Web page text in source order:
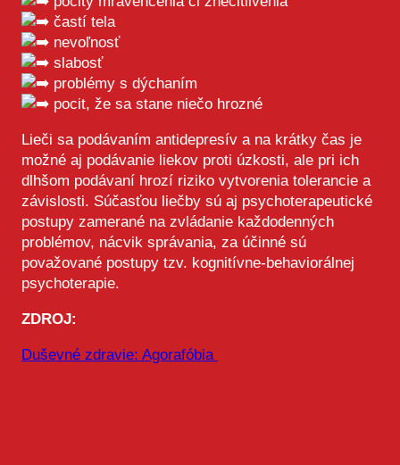
častí tela
nevoľnosť
slabosť
problémy s dýchaním
pocit, že sa stane niečo hrozné
Lieči sa podávaním antidepresív a na krátky čas je
možné aj podávanie liekov proti úzkosti, ale pri ich
dlhšom podávaní hrozí riziko vytvorenia tolerancie a
závislosti. Súčasťou liečby sú aj psychoterapeutické
postupy zamerané na zvládanie každodenných
problémov, nácvik správania, za účinné sú
považované postupy tzv. kognitívne-behaviorálnej
psychoterapie.
ZDROJ:
Duševné zdravie: Agorafóbia